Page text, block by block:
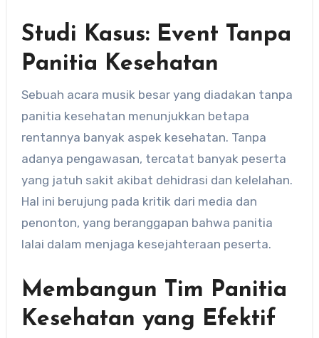
Studi Kasus: Event Tanpa
Panitia Kesehatan
Sebuah acara musik besar yang diadakan tanpa
panitia kesehatan menunjukkan betapa
rentannya banyak aspek kesehatan. Tanpa
adanya pengawasan, tercatat banyak peserta
yang jatuh sakit akibat dehidrasi dan kelelahan.
Hal ini berujung pada kritik dari media dan
penonton, yang beranggapan bahwa panitia
lalai dalam menjaga kesejahteraan peserta.
Membangun Tim Panitia
Kesehatan yang Efektif